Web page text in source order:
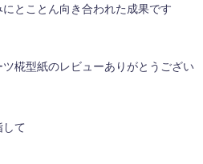
にとことん向き合われた成果です
ツ椛型紙のレビューありがとうござい
して